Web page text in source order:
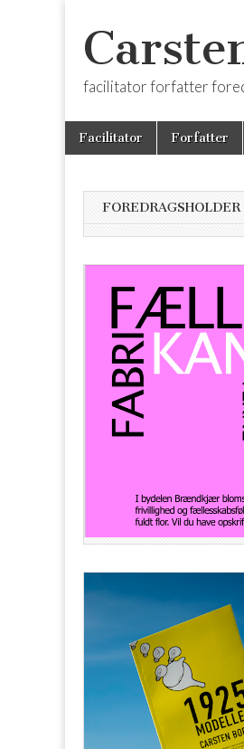
facilitator forfatter
Main
menu
Skip
Facilitator Forfatter
FOREDRAGSHOLDER